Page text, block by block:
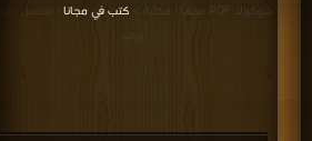
شوكولا PDF مجانا | مكتبة >
كتب في مجانا | التحميل : مرة/
مرات